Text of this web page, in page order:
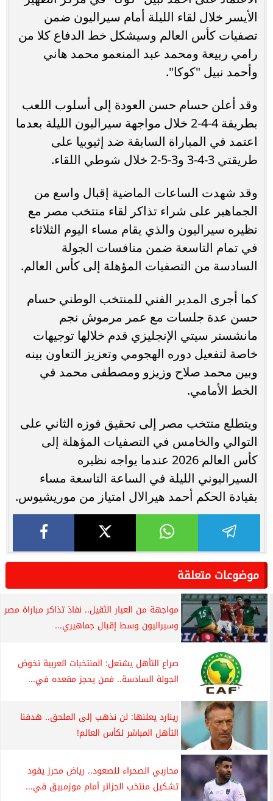
الأيسر خلال لقاء الليلة أمام سيراليون ضمن
تصفيات كأس العالم وسيشكل خط الدفاع كلا من
رامي ربيعة ومحمد عبد المنعمو محمد هاني
وأحمد نبيل "كوكا".
وقد أعلن حسام حسن العودة إلى أسلوب اللعب
بطريقة 4-4-2 خلال مواجهة سيراليون الليلة بعدما
اعتمد في المباراة السابقة ضد إثيوبيا على
طريقتي 3-4-3 و3-5-2 خلال شوطي اللقاء.
وقد شهدت الساعات الماضية إقبال واسع من
الجماهير على شراء تذاكر لقاء منتخب مصر مع
نظيره سيراليون والذي يقام مساء اليوم الثلاثاء
في تمام التاسعة ضمن منافسات الجولة
السادسة من التصفيات المؤهلة إلى كأس العالم.
كما أجرى المدير الفني للمنتخب الوطني حسام
حسن عدة جلسات مع عمر مرموش نجم
مانشستر سيتي الإنجليزي قدم خلالها توجيهات
خاصة لتفعيل دوره الهجومي وتعزيز التعاون بينه
وبين محمد صلاح وزيزو ومصطفى محمد في
الخط الأمامي.
ويتطلع منتخب مصر إلى تحقيق فوزه الثاني على
التوالي والخامس في التصفيات المؤهلة إلى
كأس العالم 2026 عندما يواجه نظيره
السيراليوني الليلة في الساعة التاسعة مساء
بقيادة الحكم أحمد هيرالال امتياز من موريشيوس.
موضوعات متعلقة
مواجهة من العيار الثقيل.. نفاذ تذاكر مباراة مصر
وسيراليون وسط إقبال جماهيري...
صراع التأهل يشتعل: المنتخبات العربية تخوض
الجولة السادسة.. فمن يحجز مقعده في...
رينارد يعلنها: لن نذهب إلى الملحق.. هدفنا
التأهل المباشر لكأس العالم!
محاربي الصحراء للصعود.. رياض محرز يقود
تشكيل منتخب الجزائر أمام موزمبيق في...